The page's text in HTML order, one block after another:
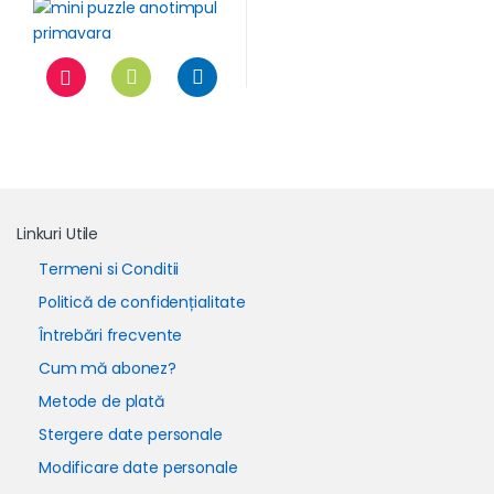
Linkuri Utile
Termeni si Conditii
Politică de confidențialitate
Întrebări frecvente
Cum mă abonez?
Metode de plată
Stergere date personale
Modificare date personale